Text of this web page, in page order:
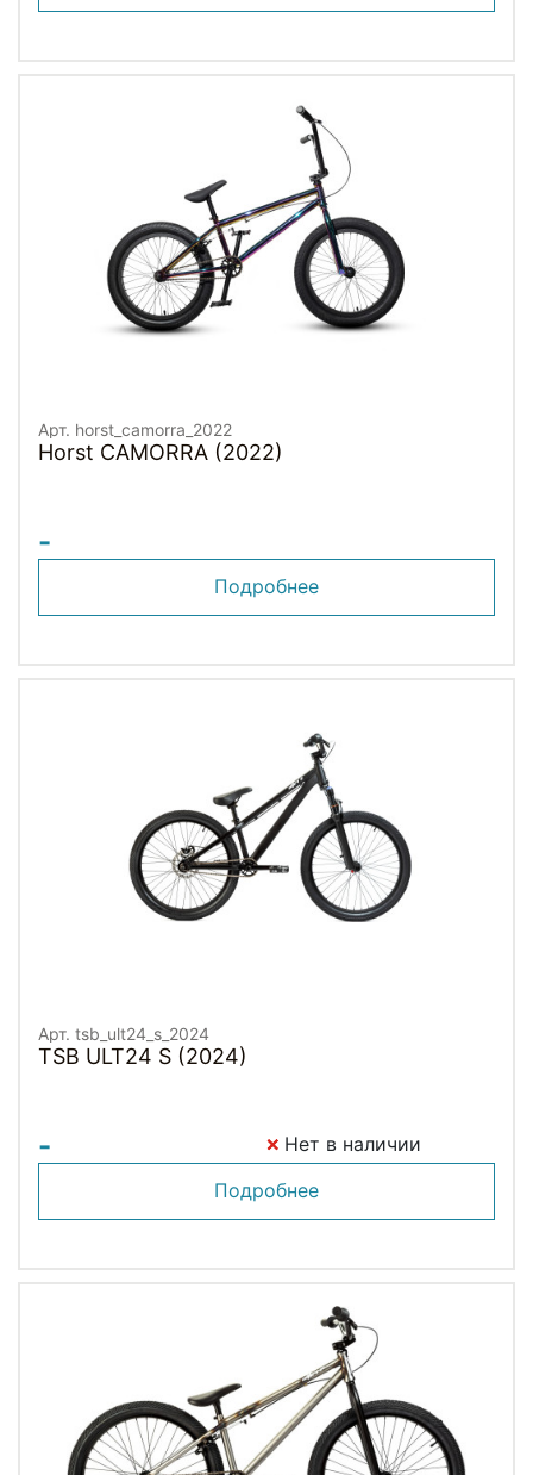
Арт. horst_camorra_2022
Horst CAMORRA (2022)
-
Подробнее
Арт. tsb_ult24_s_2024
TSB ULT24 S (2024)
-
Нет в наличии
Подробнее